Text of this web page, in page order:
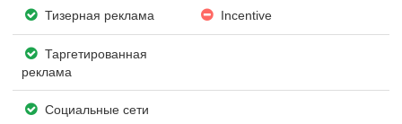
Тизерная реклама Incentive
Таргетированная
реклама
Социальные сети